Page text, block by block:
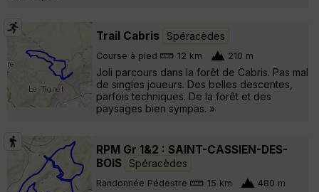
Trail Cabris Spéracèdes
Course à pied 12 km 210 m
Joli parcours dans la forêt de Cabris. Pas mal
de singles joueurs. Des belles descentes,
parfois techniques. De la forêt et des
paysages bien sympas. »
RPM Gr 1&2 : SAINT-CASSIEN-DES-
BOIS
Spéracèdes
Randonnée Pédestre 15 km 480 m